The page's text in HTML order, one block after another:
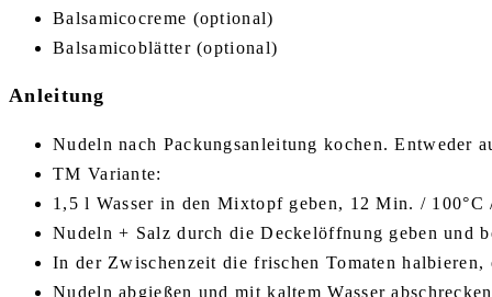
Balsamicocreme (optional)
Balsamicoblätter (optional)
Anleitung
Nudeln nach Packungsanleitung kochen. Entweder
TM Variante:
1,5 l Wasser in den Mixtopf geben, 12 Min. /
Nudeln + Salz durch die Deckelöffnung geben und
In der Zwischenzeit die frischen Tomaten
Nudeln abgießen und mit kaltem Wasser